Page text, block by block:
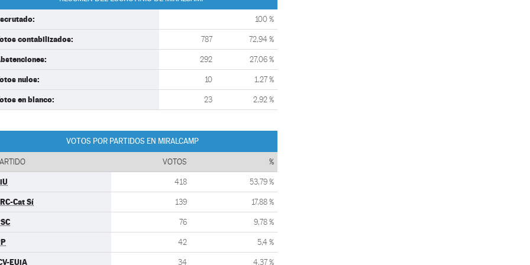
100 %
contabilizados: 787 72,94 %
292 27,06 %
nulos: 10 1,27 %
en blanco: 23 2,92 %
VOTOS POR PARTIDOS EN MIRALCAMP
VOTOS %
418 53,79 %
Cat Sí 139 17,88 %
76 9,78 %
42 5,4 %
EUiA 34 4,37 %